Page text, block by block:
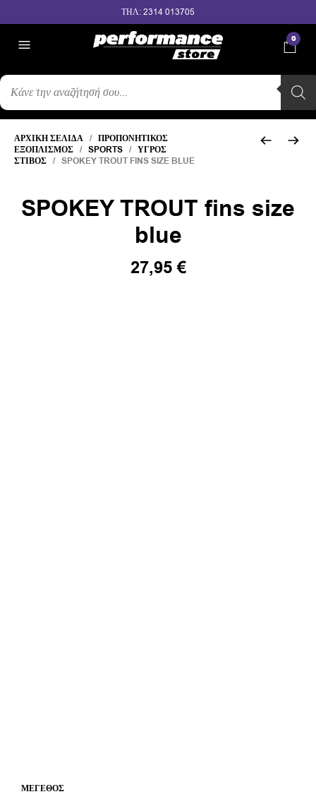
ΤΗΛ: 2314 013705
0
ΑΝΑΖΉΤΗΣΗ
ΠΡΟΪΌΝΤΩΝ
ΑΡΧΙΚΉ ΣΕΛΊΔΑ / ΠΡΟΠΟΝΗΤΙΚΌΣ
ΕΞΟΠΛΙΣΜΌΣ / SPORTS / ΥΓΡΌΣ
ΣΤΊΒΟΣ / SPOKEY TROUT FINS SIZE BLUE
SPOKEY TROUT fins size
blue
27,95€
ΜΈΓΕΘΟΣ